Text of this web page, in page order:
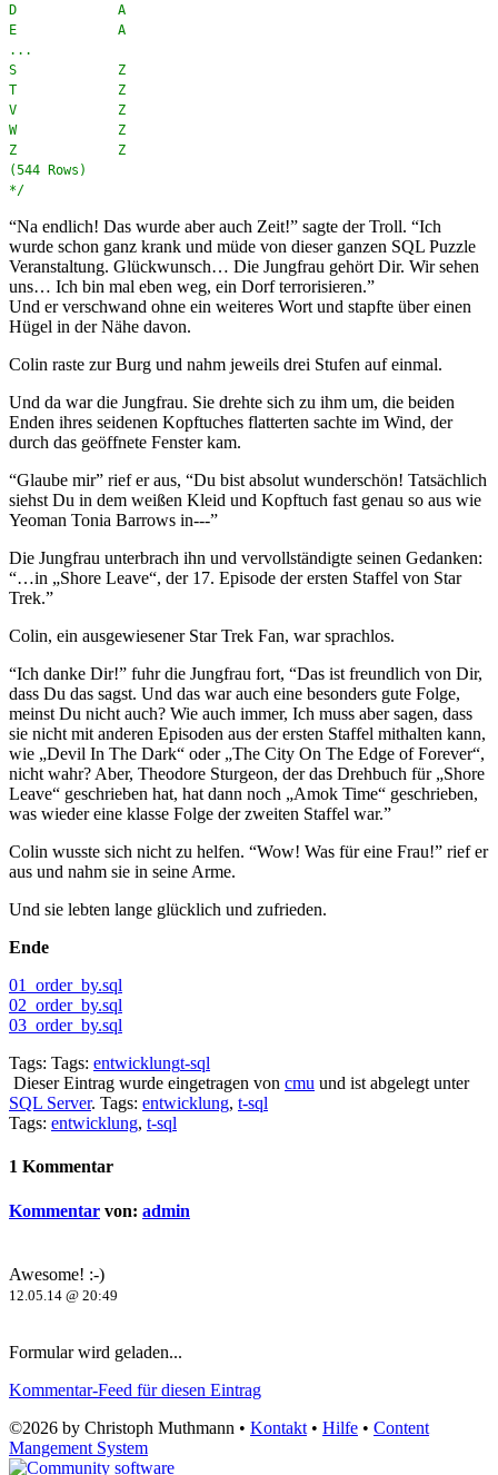
D A
E A
...
S Z
T Z
V Z
W Z
Z Z
(544 Rows)
*/
“Na endlich! Das wurde aber auch Zeit!” sagte der Troll. “Ich
wurde schon ganz krank und müde von dieser ganzen SQL Puzzle
Veranstaltung. Glückwunsch… Die Jungfrau gehört Dir. Wir sehen
uns… Ich bin mal eben weg, ein Dorf terrorisieren.”
Und er verschwand ohne ein weiteres Wort und stapfte über einen
Hügel in der Nähe davon.
Colin raste zur Burg und nahm jeweils drei Stufen auf einmal.
Und da war die Jungfrau. Sie drehte sich zu ihm um, die beiden
Enden ihres seidenen Kopftuches flatterten sachte im Wind, der
durch das geöffnete Fenster kam.
“Glaube mir” rief er aus, “Du bist absolut wunderschön! Tatsächlich
siehst Du in dem weißen Kleid und Kopftuch fast genau so aus wie
Yeoman Tonia Barrows in---”
Die Jungfrau unterbrach ihn und vervollständigte seinen Gedanken:
“…in „Shore Leave“, der 17. Episode der ersten Staffel von Star
Trek.”
Colin, ein ausgewiesener Star Trek Fan, war sprachlos.
“Ich danke Dir!” fuhr die Jungfrau fort, “Das ist freundlich von Dir,
dass Du das sagst. Und das war auch eine besonders gute Folge,
meinst Du nicht auch? Wie auch immer, Ich muss aber sagen, dass
sie nicht mit anderen Episoden aus der ersten Staffel mithalten kann,
wie „Devil In The Dark“ oder „The City On The Edge of Forever“,
nicht wahr? Aber, Theodore Sturgeon, der das Drehbuch für „Shore
Leave“ geschrieben hat, hat dann noch „Amok Time“ geschrieben,
was wieder eine klasse Folge der zweiten Staffel war.”
Colin wusste sich nicht zu helfen. “Wow! Was für eine Frau!” rief er
aus und nahm sie in seine Arme.
Und sie lebten lange glücklich und zufrieden.
Ende
01_order_by.sql
02_order_by.sql
03_order_by.sql
Tags: Tags: entwicklungt-sql
Dieser Eintrag wurde eingetragen von cmu und ist abgelegt unter
SQL Server. Tags: entwicklung, t-sql
Tags: entwicklung, t-sql
1 Kommentar
Kommentar von: admin
Awesome! :-)
12.05.14 @ 20:49
Formular wird geladen...
Kommentar-Feed für diesen Eintrag
©2026 by Christoph Muthmann • Kontakt • Hilfe • Content
Mangement System